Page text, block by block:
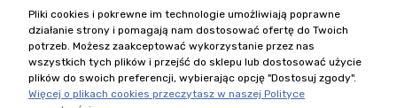
DO KOSZYKA
Pliki cookies i pokrewne im technologie umożliwiają poprawne
działanie strony i pomagają nam dostosować ofertę do Twoich
potrzeb. Możesz zaakceptować wykorzystanie przez nas
wszystkich tych plików i przejść do sklepu lub dostosować użycie
plików do swoich preferencji, wybierając opcję "Dostosuj zgody".
Więcej o plikach cookies przeczytasz w naszej Polityce